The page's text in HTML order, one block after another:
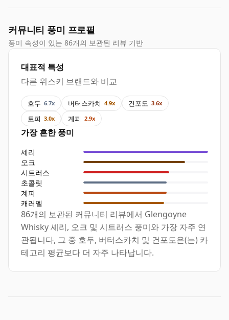
커뮤니티 풍미 프로필
풍미 속성이 있는 86개의 보관된 리뷰 기반
대표적 특성
다른 위스키 브랜드와 비교
호두 6.7x 버터스카치 4.9x 건포도 3.6x
토피 3.0x 계피 2.9x
가장 흔한 풍미
셰리
오크
시트러스
초콜릿
계피
캐러멜
86개의 보관된 커뮤니티 리뷰에서 Glengoyne
Whisky 셰리, 오크 및 시트러스 풍미와 가장 자주 연
관됩니다, 그 중 호두, 버터스카치 및 건포도은(는) 카
테고리 평균보다 더 자주 나타납니다.